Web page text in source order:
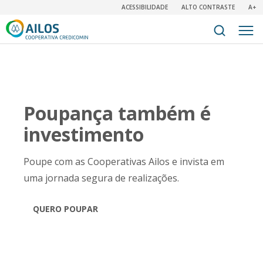
ACESSIBILIDADE ALTO CONTRASTE A+
Poupança também é
investimento
Poupe com as Cooperativas Ailos e invista em
uma jornada segura de realizações.
QUERO POUPAR